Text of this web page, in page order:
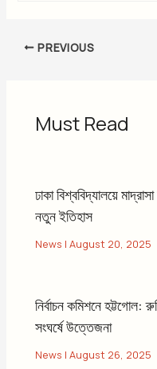
PREVIOUS
Must Read
ঢাকা বিশ্ববিদ্যালয়ে
নতুন ইতিহাস
News |August 20, 2025
নির্বাচন কমিশনে হট্টগোল:
সংঘর্ষে উত্তেজনা
News |August 26, 2025